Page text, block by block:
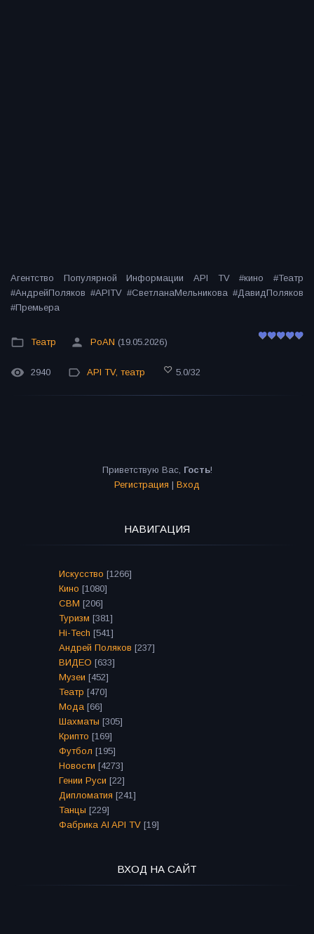
Агентство Популярной Информации API TV #кино #Театр
#АндрейПоляков #APITV #СветланаМельникова #ДавидПоляков
#Премьера
Театр PoAN (19.05.2026)
2940 API TV, театр 5.0/32
Приветствую Вас, Гость!
Регистрация | Вход
НАВИГАЦИЯ
Искусство [1266]
Кино [1080]
СВМ [206]
Туризм [381]
Hi-Tech [541]
Андрей Поляков [237]
ВИДЕО [633]
Музеи [452]
Театр [470]
Мода [66]
Шахматы [305]
Крипто [169]
Футбол [195]
Новости [4273]
Гении Руси [22]
Дипломатия [241]
Танцы [229]
Фабрика AI API TV [19]
ВХОД НА САЙТ